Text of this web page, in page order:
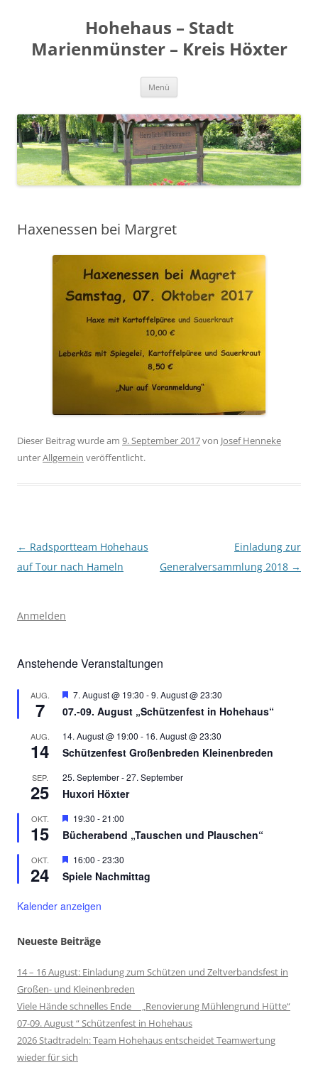
Hohehaus – Stadt
Marienmünster – Kreis Höxter
Menü
Haxenessen bei Margret
Dieser Beitrag wurde am 9. September 2017von Josef Henneke
unterAllgemein veröffentlicht.
Beitragsnavigation
← Radsportteam Hohehaus
auf Tour nach Hameln
Einladung zur
Generalversammlung 2018 →
Anmelden
Anstehende Veranstaltungen
AUG.
7
Hervorgehoben
7. August @ 19:30 -9. August @ 23:30
07.-09. August „Schützenfest in Hohehaus“
AUG.
14
14. August @ 19:00 - 16. August @ 23:30
Schützenfest Großenbreden Kleinenbreden
SEP.
25
25. September-27. September
Huxori Höxter
OKT.
15
Hervorgehoben
19:30 -21:00
Bücherabend „Tauschen und Plauschen“
OKT.
24
Hervorgehoben
16:00 -23:30
Spiele Nachmittag
Kalender anzeigen
Neueste Beiträge
14 – 16 August: Einladung zum Schützen und Zeltverbandsfest in
Großen- und Kleinenbreden
Viele Hände schnelles Ende „Renovierung Mühlengrund Hütte“
07-09. August “ Schützenfest in Hohehaus
2026 Stadtradeln: Team Hohehaus entscheidet Teamwertung
wieder für sich